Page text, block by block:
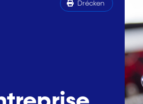
Drécken